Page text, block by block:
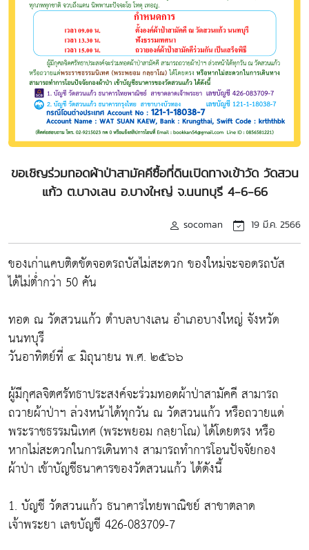
ขอเชิญร่วมทอดผ้าป่าสามัคคีซื้อที่ดินเปิดทางเข้าวัด วัดสวน
แก้ว ต.บางเลน อ.บางใหญ่ จ.นนทบุรี 4-6-66
socoman 19 มี.ค. 2566
ของเก่าแคบติดขัดจอดรถบัสไม่สะดวก ของใหม่จะจอดรถบัส
ได้ไม่ต่ำกว่า 50 คัน
ทอด ณ วัดสวนแก้ว ตำบลบางเลน อำเภอบางใหญ่ จังหวัด
นนทบุรี
วันอาทิตย์ที่ ๔ มิถุนายน พ.ศ. ๒๕๖๖
ผู้มีกุศลจิตศรัทธาประสงค์จะร่วมทอดผ้าป่าสามัคคี สามารถ
ถวายผ้าป่าฯ ล่วงหน้าได้ทุกวัน ณ วัดสวนแก้ว หรือถวายแด่
พระราชธรรมนิเทศ (พระพยอม กลฺยาโณ) ได้โดยตรง หรือ
หากไม่สะดวกในการเดินทาง สามารถทำการโอนปัจจัยกอง
ผ้าป่า เข้าบัญชีธนาคารของวัดสวนแก้ว ได้ดังนี้
1. บัญชี วัดสวนแก้ว ธนาคารไทยพาณิชย์ สาขาตลาด
เจ้าพระยา เลขบัญชี 426-083709-7